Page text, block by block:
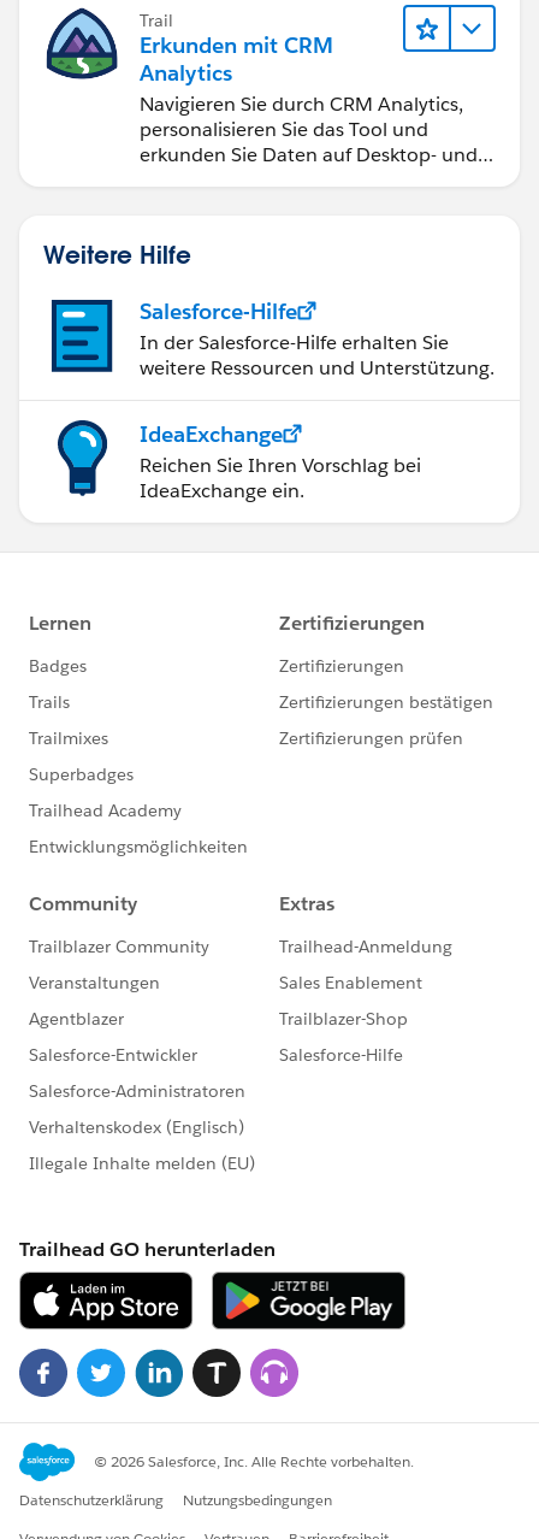
Trail
Erkunden mit CRM
Analytics
Navigieren Sie durch CRM Analytics,
personalisieren Sie das Tool und
erkunden Sie Daten auf Desktop- und
Weitere Hilfe
Salesforce-Hilfe
In der Salesforce-Hilfe erhalten Sie
weitere Ressourcen und Unterstützung.
IdeaExchange
Reichen Sie Ihren Vorschlag bei
IdeaExchange ein.